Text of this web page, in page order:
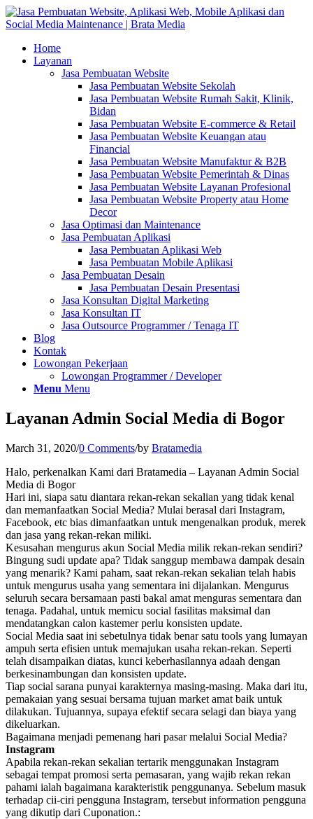
Home
Layanan
Jasa Pembuatan Website
Jasa Pembuatan Website Sekolah
Jasa Pembuatan Website Rumah Sakit, Klinik,
Bidan
Jasa Pembuatan Website E-commerce & Retail
Jasa Pembuatan Website Keuangan atau
Financial
Jasa Pembuatan Website Manufaktur & B2B
Jasa Pembuatan Website Pemerintah & Dinas
Jasa Pembuatan Website Layanan Profesional
Jasa Pembuatan Website Property atau Home
Decor
Jasa Optimasi dan Maintenance
Jasa Pembuatan Aplikasi
Jasa Pembuatan Aplikasi Web
Jasa Pembuatan Mobile Aplikasi
Jasa Pembuatan Desain
Jasa Pembuatan Desain Presentasi
Jasa Konsultan Digital Marketing
Jasa Konsultan IT
Jasa Outsource Programmer / Tenaga IT
Blog
Kontak
Lowongan Pekerjaan
Lowongan Programmer / Developer
Menu Menu
Layanan Admin Social Media di Bogor
March 31, 2020/0 Comments/by Bratamedia
Halo, perkenalkan Kami dari Bratamedia – Layanan Admin Social
Media di Bogor
Hari ini, siapa satu diantara rekan-rekan sekalian yang tidak kenal
dan memanfaatkan Social Media? Mulai berasal dari Instagram,
Facebook, etc bias dimanfaatkan untuk mengenalkan produk, merek
dan jasa yang rekan-rekan miliki.
Kesusahan mengurus akun Social Media milik rekan-rekan sendiri?
Bingung sudi update apa? Tidak sanggup membawa dampak desain
yang menarik? Kami paham, saat rekan-rekan sekalian telah habis
untuk mengurus usaha yang sementara ini dijalankan. Mengurus
seluruh secara bersamaan pasti bakal amat menguras sementara dan
tenaga. Padahal, untuk memicu social fasilitas maksimal dan
mendatangkan calon kastemer perlu konsisten update.
Social Media saat ini sebetulnya tidak benar satu tools yang lumayan
ampuh serta efisien untuk memajukan usaha rekan-rekan. Seperti
telah disampaikan diatas, kunci keberhasilannya adaah dengan
berkesinambungan dan konsisten update.
Tiap social sarana punyai karakternya masing-masing. Maka dari itu,
pemakaian yang sesuai bersama tujuan market amat baik untuk
dilakukan. Tujuannya, supaya efektif secara selagi dan biaya yang
dikeluarkan.
Bagaimana menjadi pemenang hari pasar melalui Social Media?
Instagram
Apabila rekan-rekan sekalian tertarik menggunakan Instagram
sebagai tempat promosi serta pemasaran, yang wajib rekan rekan
pahami ialah bagaimana karakteristik penggunanya. Sebelum masuk
terhadap cii-ciri pengguna Instagram, tersebut information pengguna
yang dikutip dari Cuponation.: